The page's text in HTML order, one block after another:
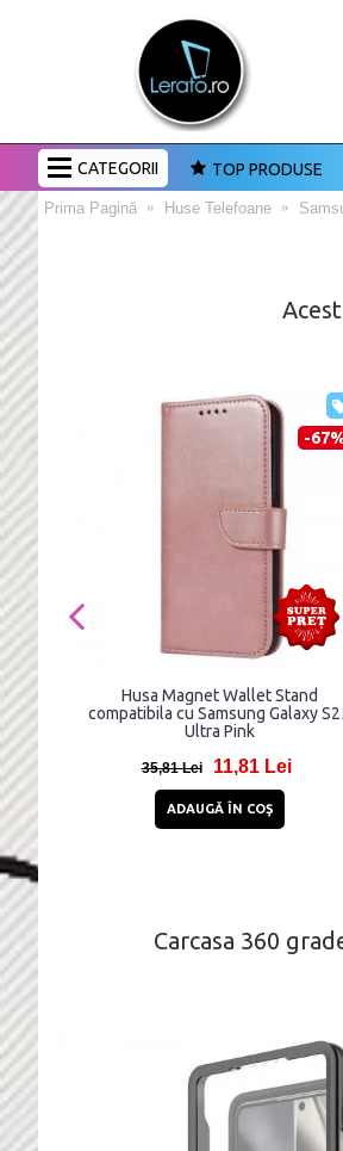
CATEGORII TOP PRODUSE
Prima Pagină Huse Telefoane
-
Husa Magnet Wallet Stand
compatibila cu Samsung Galaxy
Ultra Pink
35,81 Lei 11,81 Lei
ADAUGĂ ÎN COŞ
Carcasa 360